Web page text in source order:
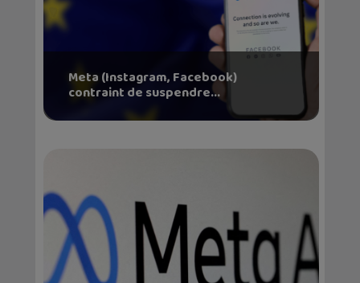
Meta (Instagram, Facebook)
contraint de suspendre...